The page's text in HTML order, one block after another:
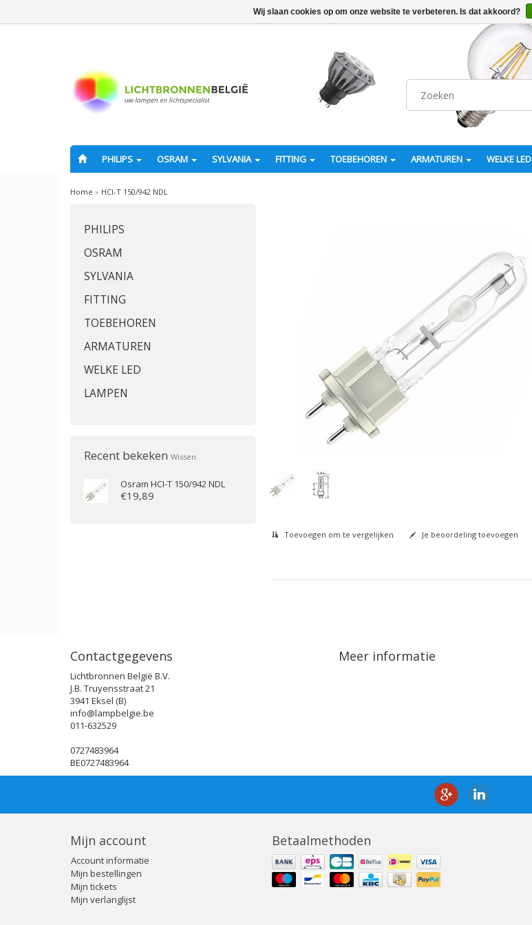
PHILIPS OSRAM SYLVANIA FITTING TOEBEHOREN ARMATUREN WELKE LED
Home » HCI-T 150/942 NDL
PHILIPS
OSRAM
SYLVANIA
FITTING
TOEBEHOREN
ARMATUREN
WELKE LED
LAMPEN
Recent bekeken Wissen
Osram HCI-T 150/942 NDL
€19,89
Toevoegen om te vergelijken Je beoordeling toevoegen
Contactgegevens
Lichtbronnen België B.V.
J.B. Truyensstraat 21
3941 Eksel (B)
info@lampbelgie.be
011-632529
0727483964
BE0727483964
Meer informatie
Mijn account
Account informatie
Mijn bestellingen
Mijn tickets
Mijn verlanglijst
Betaalmethoden
Wij slaan cookies op om onze website te verbeteren. Is dat akkoord?